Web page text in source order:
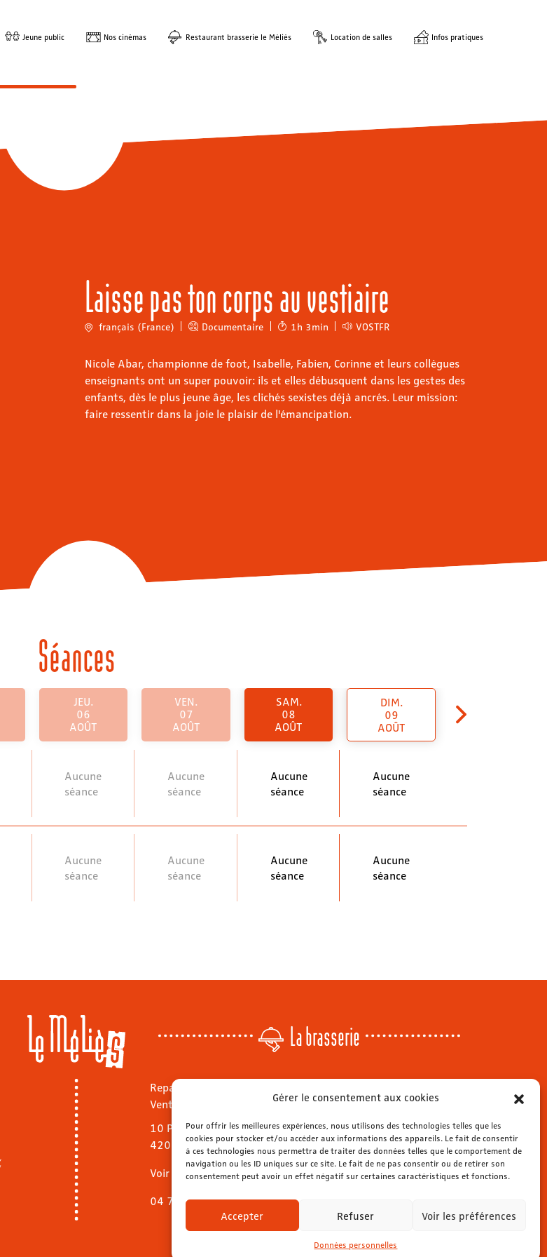
Gérer le consentement aux cookies
Pour offrir les meilleures expériences, nous utilisons des technologies telles que les
cookies pour stocker et/ou accéder aux informations des appareils. Le fait de consentir
à ces technologies nous permettra de traiter des données telles que le comportement de
navigation ou les ID uniques sur ce site. Le fait de ne pas consentir ou de retirer son
consentement peut avoir un effet négatif sur certaines caractéristiques et fonctions.
Accepter Refuser Voir les préférences
Données personnelles
Jeune public Nos cinémas Restaurant brasserie le Méliès Location de salles Infos pratiques
Laisse pas ton corps au vestiaire
français (France) Documentaire 1h 3min VOSTFR
Nicole Abar, championne de foot, Isabelle, Fabien, Corinne et leurs collègues
enseignants ont un super pouvoir: ils et elles débusquent dans les gestes des
enfants, dès le plus jeune âge, les clichés sexistes déjà ancrés. Leur mission:
faire ressentir dans la joie le plaisir de l'émancipation.
Séances
JEU.
06
AOÛT
Aucune
séance
Aucune
séance
VEN.
07
AOÛT
Aucune
séance
Aucune
séance
SAM.
08
AOÛT
Aucune
séance
Aucune
séance
DIM.
09
AOÛT
Aucune
séance
Aucune
séance
La brasserie
Repas sur place
Vente à emporter
10 Pl. Jean Jaurès
42000 Saint-Étienne
Voir le menu
04 77 32 40 92
Mardi & mercredi: 11h - 00h30
Jeudi: 11h - 1h
Vendredi & samedi: 11h - 1h30
Dimanche: 11h - 00h